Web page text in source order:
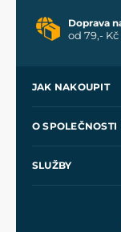
Doprava
od 79,- Kč
JAK NAKOUPIT
Velkoobchod
O SPOLEČNOSTI
SLUŽBY
Meče pro